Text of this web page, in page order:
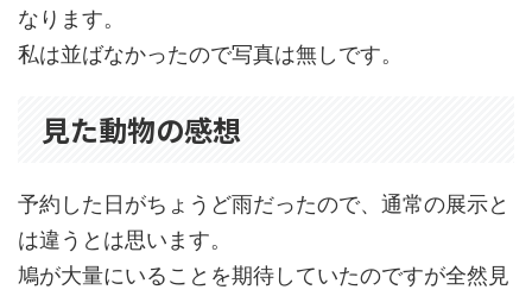
なります。
私は並ばなかったので写真は無しです。
見た動物の感想
予約した日がちょうど雨だったので、通常の展示と
は違うとは思います。
鳩が大量にいることを期待していたのですが全然見